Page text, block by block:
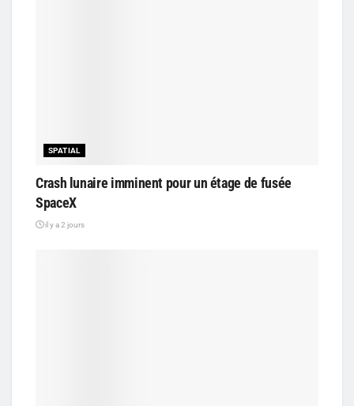
SPATIAL
Crash lunaire imminent pour un étage de fusée
SpaceX
il y a 2 jours